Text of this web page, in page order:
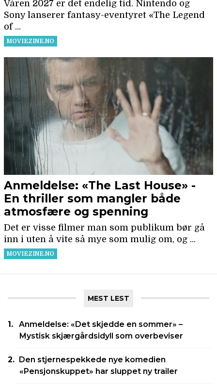
MEST LEST
Anmeldelse: «Det skjedde en sommer» –
Mystisk skjærgårdsidyll som overbeviser
Den stjernespekkede nye komedien
«Pensjonskuppet» har sluppet ny trailer